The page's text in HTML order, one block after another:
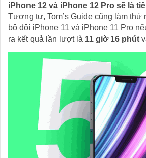
iPhone 12 và iPhone 12 Pro sẽ là
Tương tự, Tom’s Guide cũng làm thử
bộ đôi iPhone 11 và iPhone 11 Pro
ra kết quả lần lượt là 11 giờ 16 phút